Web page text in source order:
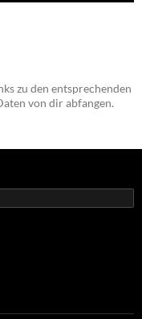
zu den entsprechenden
von dir abfangen.